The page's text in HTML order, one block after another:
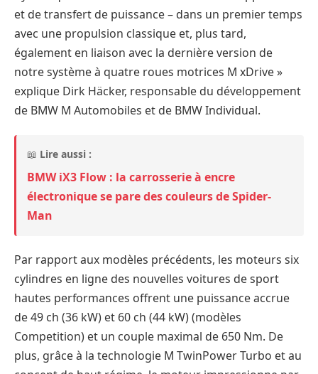
et de transfert de puissance – dans un premier temps
avec une propulsion classique et, plus tard,
également en liaison avec la dernière version de
notre système à quatre roues motrices M xDrive »
explique Dirk Häcker, responsable du développement
de BMW M Automobiles et de BMW Individual.
📖 Lire aussi :
BMW iX3 Flow : la carrosserie à encre
électronique se pare des couleurs de Spider-
Man
Par rapport aux modèles précédents, les moteurs six
cylindres en ligne des nouvelles voitures de sport
hautes performances offrent une puissance accrue
de 49 ch (36 kW) et 60 ch (44 kW) (modèles
Competition) et un couple maximal de 650 Nm. De
plus, grâce à la technologie M TwinPower Turbo et au